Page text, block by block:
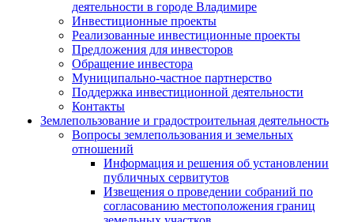
деятельности в городе Владимире
Инвестиционные проекты
Реализованные инвестиционные проекты
Предложения для инвесторов
Обращение инвестора
Муниципально-частное партнерство
Поддержка инвестиционной деятельности
Контакты
Землепользование и градостроительная деятельность
Вопросы землепользования и земельных
отношений
Информация и решения об установлении
публичных сервитутов
Извещения о проведении собраний по
согласованию местоположения границ